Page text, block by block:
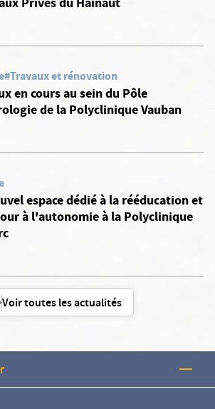
#Travaux et rénovation
en cours au sein du Pôle
de la Polyclinique Vauban
espace dédié à la rééducation et
à l'autonomie à la Polyclinique
Voir toutes les actualités